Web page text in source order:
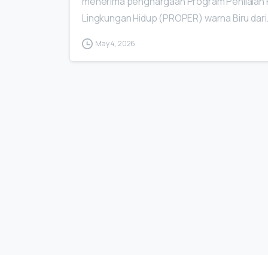
Lingkungan Hidup (PROPER) warna Biru
May 4, 2026